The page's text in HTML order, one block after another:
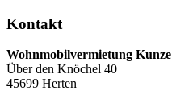
Kontakt
Wohnmobilvermietung Kunze
Über den Knöchel 40
45699 Herten